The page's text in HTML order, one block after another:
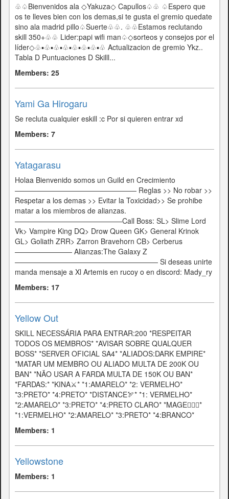
♧♤Bienvenidos ala ◇Yakuza◇ Capullos♤♧ ♤Espero que
os te lleves bien con los demas,si te gusta el gremio quedate
sino ala madrid pillo♤Suerte♧♧. ♧♧Estamos reclutando
skill 350+♧♧ Lider:papi wifi man♤◇sorteos y consejos por el
líder◇♧▪︎♧▪︎♧▪︎♧▪︎♧▪︎♧▪︎♧▪︎♧ Actualizacion de gremio Ykz..
Tabla D Puntuaciones D Skilll...
Members: 25
Yami Ga Hirogaru
Se recluta cualquier eskill :c Por si quieren entrar xd
Members: 7
Yatagarasu
Holaa Bienvenido somos un Guild en Crecimiento
————————————————— Reglas >> No robar >>
Respetar a los demas >> Evitar la Toxicidad>> Se prohibe
matar a los miembros de alianzas.
———————————————Call Boss: SL> Slime Lord
Vk> Vampire King DQ> Drow Queen GK> General Krinok
GL> Goliath ZRR> Zarron Bravehorn CB> Cerberus
———————— Alianzas:The Galaxy Z
———————————————————— Si deseas unirte
manda mensaje a Xl Artemis en rucoy o en discord: Mady_ry
Members: 17
Yellow Out
SKILL NECESSÁRIA PARA ENTRAR:200 *RESPEITAR
TODOS OS MEMBROS* *AVISAR SOBRE QUALQUER
BOSS* *SERVER OFICIAL SA4* *ALIADOS:DARK EMPIRE*
*MATAR UM MEMBRO OU ALIADO MULTA DE 200K OU
BAN* *NÃO USAR A FARDA MULTA DE 150K OU BAN*
*FARDAS:* *KINA⚔️* *1:AMARELO* *2: VERMELHO*
*3:PRETO* *4:PRETO* *DISTANCE🏹* *1: VERMELHO*
*2:AMARELO* *3:PRETO* *4:PRETO CLARO* *MAGE🧙🏻‍♂️*
*1:VERMELHO* *2:AMARELO* *3:PRETO* *4:BRANCO*
Members: 1
Yellowstone
Members: 1